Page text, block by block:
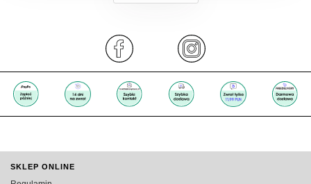
SKLEP ONLINE